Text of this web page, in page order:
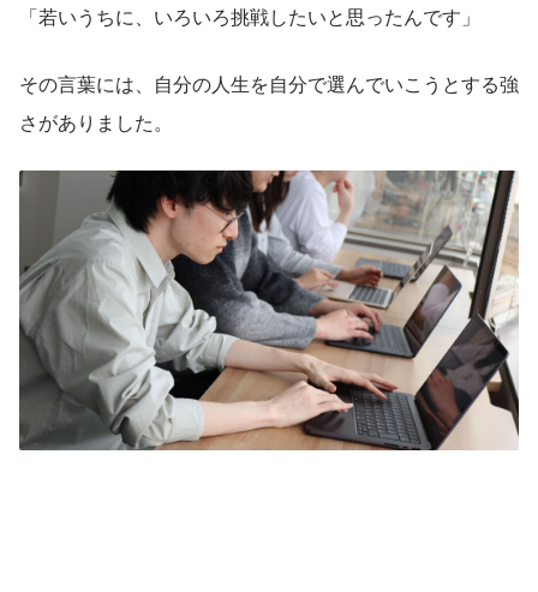
「若いうちに、いろいろ挑戦したいと思ったんです」
その言葉には、自分の人生を自分で選んでいこうとする強
さがありました。